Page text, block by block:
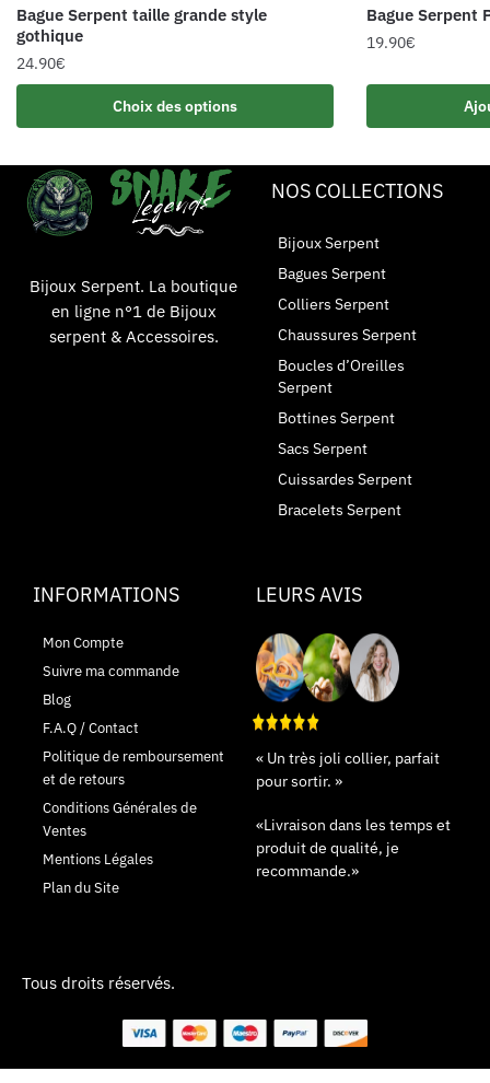
Bague Serpent taille grande style
gothique
24.90€
Choix des options
Bague Serpent
19.90€
Bijoux Serpent. La boutique
en ligne n°1 de Bijoux
serpent & Accessoires.
NOS COLLECTIONS
Bijoux Serpent
Bagues Serpent
Colliers Serpent
Chaussures Serpent
Boucles d’Oreilles
Serpent
Bottines Serpent
Sacs Serpent
Cuissardes Serpent
Bracelets Serpent
INFORMATIONS
Mon Compte
Suivre ma commande
Blog
F.A.Q / Contact
Politique de remboursement
et de retours
Conditions Générales de
Ventes
Mentions Légales
Plan du Site
LEURS AVIS
« Un très joli collier, parfait
pour sortir. »
«Livraison dans les temps et
produit de qualité, je
recommande.»
Tous droits réservés.